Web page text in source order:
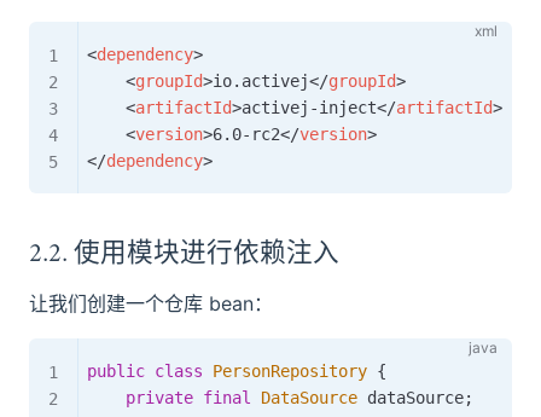
<dependency>
<groupId>io.activej</groupId>
<artifactId>activej-inject</artifactId>
<version>6.0-rc2</version>
</dependency>
2.2. 使用模块进行依赖注入
让我们创建一个仓库 bean：
public class PersonRepository {
private final DataSource dataSource;